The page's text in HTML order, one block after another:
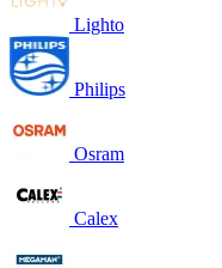
Lighto
Philips
Osram
Calex